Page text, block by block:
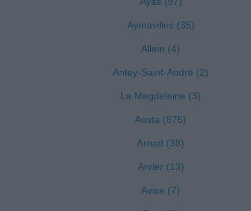
Aymavilles (35)
Allein (4)
Antey-Saint-André (2)
La Magdeleine (3)
Aosta (875)
Arnad (38)
Arvier (13)
Avise (7)